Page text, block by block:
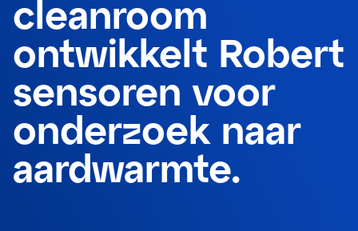
cleanroom
ontwikkelt Robert
sensoren voor
onderzoek naar
aardwarmte.